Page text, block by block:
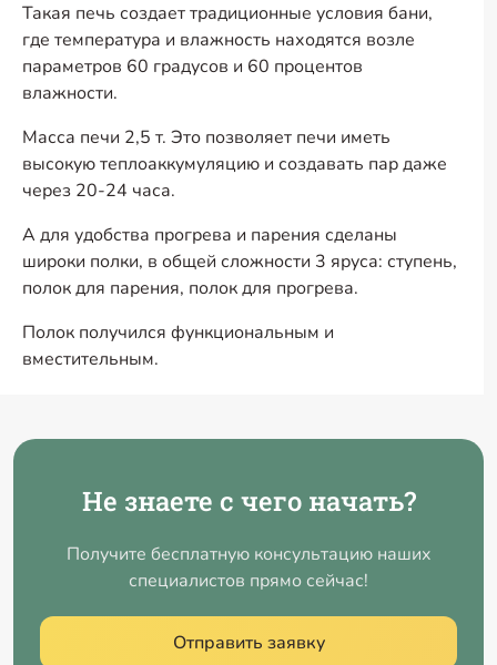
Такая печь создает традиционные условия бани,
где температура и влажность находятся возле
параметров 60 градусов и 60 процентов
влажности.
Масса печи 2,5 т. Это позволяет печи иметь
высокую теплоаккумуляцию и создавать пар даже
через 20-24 часа.
А для удобства прогрева и парения сделаны
широки полки, в общей сложности 3 яруса: ступень,
полок для парения, полок для прогрева.
Полок получился функциональным и
вместительным.
Не знаете с чего начать?
Получите бесплатную консультацию наших
специалистов прямо сейчас!
Отправить заявку